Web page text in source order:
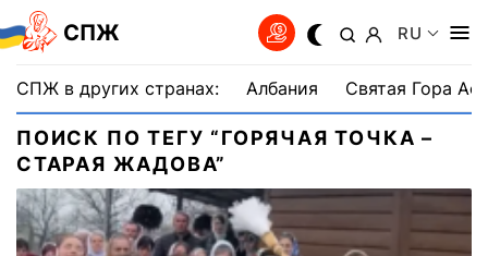
СПЖ RU
СПЖ в других странах: Албания Святая Гора
ПОИСК ПО ТЕГУ “ГОРЯЧАЯ ТОЧКА –
СТАРАЯ ЖАДОВА”